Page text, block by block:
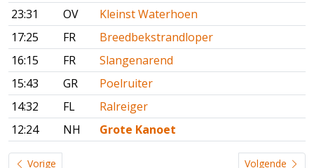
23:31
OV
Kleinst Waterhoen
17:25
FR
Breedbekstrandloper
16:15
FR
Slangenarend
15:43
GR
Poelruiter
14:32
FL
Ralreiger
12:24
NH Grote Kanoet
Vorige Volgende